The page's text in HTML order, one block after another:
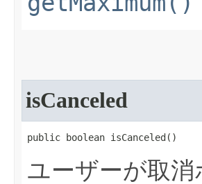
isCanceled
public boolean isCanceled​()
ユーザーが取